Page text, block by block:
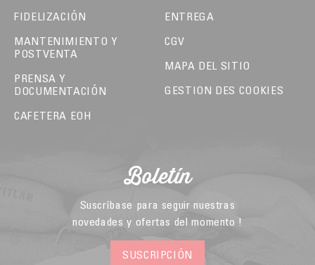
FIDELIZACIÓN
MANTENIMIENTO Y
POSTVENTA
PRENSA Y
DOCUMENTACIÓN
CAFETERA EOH
ENTREGA
CGV
MAPA DEL SITIO
GESTION DES COOKIES
Boletín
Suscríbase para seguir nuestras
novedades y ofertas del momento !
SUSCRIPCIÓN